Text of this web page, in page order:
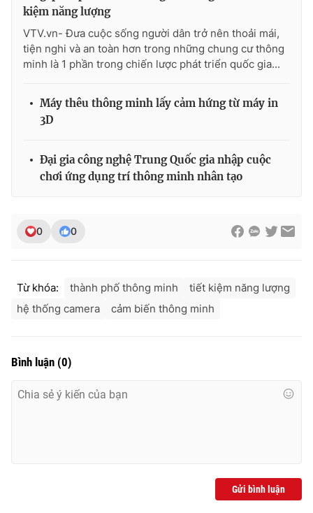
Ðiện thoại Thời báo VTV:
Email: toasoan@vtv.vn
Liên hệ quảng cáo:024-7300.7108
kiệm năng lượng
VTV.vn- Đưa cuộc sống người dân trở nên thoải mái,
tiện nghi và an toàn hơn trong những chung cư thông
minh là 1 phần trong chiến lược phát triển quốc gia...
Máy thêu thông minh lấy cảm hứng từ máy in
3D
Đại gia công nghệ Trung Quốc gia nhập cuộc
chơi ứng dụng trí thông minh nhân tạo
0 0
Từ khóa: thành phố thông minh
tiết kiệm năng lượng
hệ thống camera
cảm biến thông minh
Bình luận (0)
Gửi bình luận